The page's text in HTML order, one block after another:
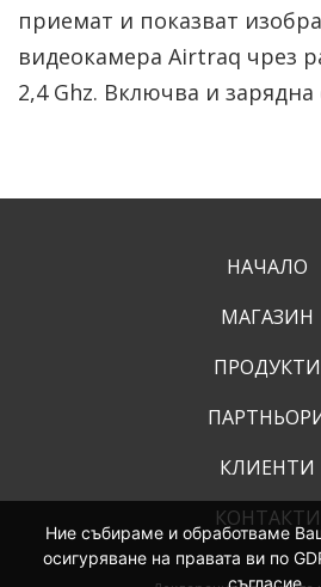
Ние събираме и обработваме
осигуряване на правата ви по
съгласие.
приемат и показват
видеокамера Airtraq чрез
2,4 Ghz. Включва и зарядна
НАЧАЛО
МАГАЗИН
ПРОДУКТИ
КЛИЕНТИ
КОНТАКТИ